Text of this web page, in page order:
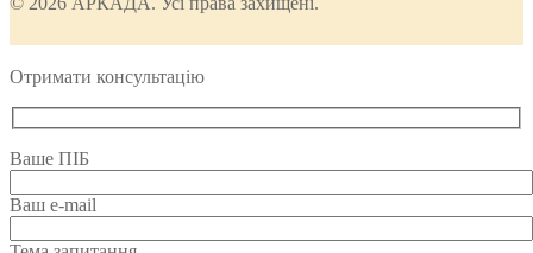
Отримати консультацію
Ваше ПІБ
Ваш e-mail